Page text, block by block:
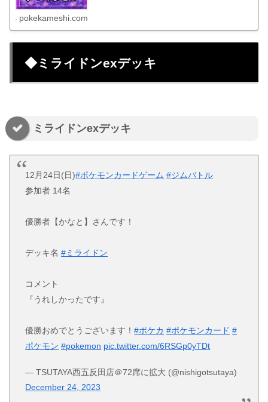
pokekameshi.com
◆ミライドンexデッキ
ミライドンexデッキ
12月24日(日)#ポケモンカードゲーム #ジムバトル
参加者 14名
優勝者【かなと】さんです！
デッキ名#ミライドン
コメント
『うれしかったです』
優勝おめでとうございます！#ポケカ #ポケモンカード #
ポケモン #pokemon pic.twitter.com/6RSGp0yTDt
— TSUTAYA西五反田店＠72席に拡大 (@nishigotsutaya)
December 24, 2023